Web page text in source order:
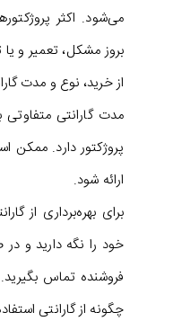
می‌شود. اکثر
بروز مشکل، تعمیر و
از خرید، نوع و مدت
مدت گارانتی
پروژکتور دارد. ممکن
ارائه شود.
برای بهره‌برداری از
خود را نگه دارید و در
فروشنده تماس
چگونه از گارانتی